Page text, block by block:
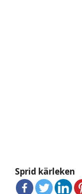
Sprid kärleken